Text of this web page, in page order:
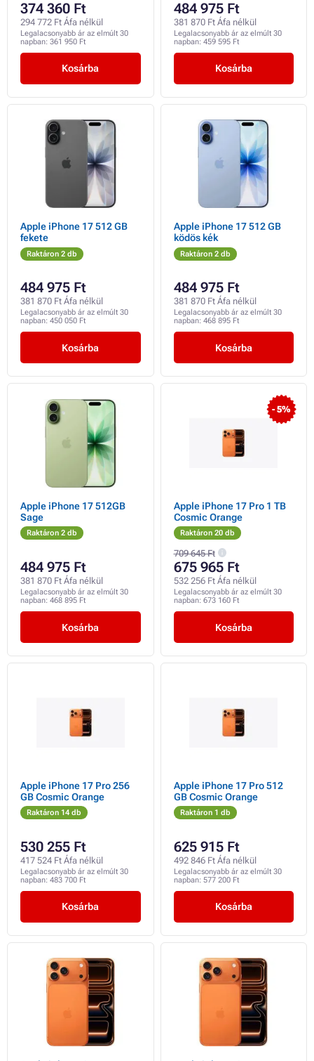
374 360 Ft
294 772 Ft Áfa nélkül
Legalacsonyabb ár az elmúlt 30
napban: 361 950 Ft
Kosárba
484 975 Ft
381 870 Ft Áfa nélkül
Legalacsonyabb ár az elmúlt 30
napban: 459 595 Ft
Kosárba
Apple iPhone 17 512 GB
fekete
Raktáron 2 db
484 975 Ft
381 870 Ft Áfa nélkül
Legalacsonyabb ár az elmúlt 30
napban: 450 050 Ft
Kosárba
Apple iPhone 17 512 GB
ködös kék
Raktáron 2 db
484 975 Ft
381 870 Ft Áfa nélkül
Legalacsonyabb ár az elmúlt 30
napban: 468 895 Ft
Kosárba
Apple iPhone 17 512GB
Sage
Raktáron 2 db
484 975 Ft
381 870 Ft Áfa nélkül
Legalacsonyabb ár az elmúlt 30
napban: 468 895 Ft
Kosárba
- 5%
Apple iPhone 17 Pro 1 TB
Cosmic Orange
Raktáron 20 db
709 645 Ft
675 965 Ft
532 256 Ft Áfa nélkül
Legalacsonyabb ár az elmúlt 30
napban: 673 160 Ft
Kosárba
Apple iPhone 17 Pro 256
GB Cosmic Orange
Raktáron 14 db
530 255 Ft
417 524 Ft Áfa nélkül
Legalacsonyabb ár az elmúlt 30
napban: 483 700 Ft
Kosárba
Apple iPhone 17 Pro 512
GB Cosmic Orange
Raktáron 1 db
625 915 Ft
492 846 Ft Áfa nélkül
Legalacsonyabb ár az elmúlt 30
napban: 577 200 Ft
Kosárba